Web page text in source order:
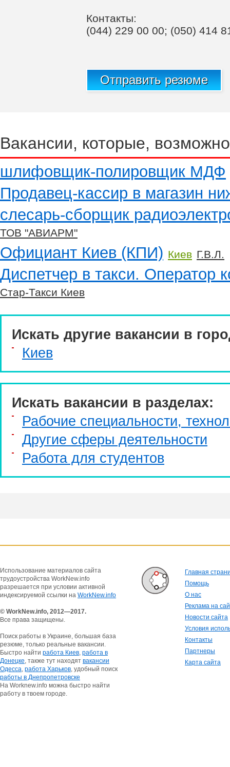
Контакты:
(044) 229 00 00; (050) 414
Отправить резюме
Вакансии, которые,
шлифовщик-полировщик МДФ
Продавец-кассир в магазин
слесарь-сборщик
ТОВ "АВИАРМ"
Официант Киев (КПИ) Киев Г.В.Л.
Диспетчер в такси. Оператор
Стар-Такси Киев
Искать другие вакансии в
Киев
Искать вакансии в разделах:
Рабочие специальности,
Другие сферы деятельности
Работа для студентов
Использование материалов сайта
трудоустройства WorkNew.info
разрешается при условии активной
индексируемой ссылки на WorkNew.info
© WorkNew.info, 2012—2017.
Все права защищены.
Поиск работы в Украине, большая база
резюме, только реальные вакансии.
Быстро найти работа Киев, работа в
Донецке, также тут находят вакансии
Одесса, работа Харьков, удобный поиск
работы в Днепропетровске
На Worknew.info можна быстро найти
работу в твоем городе.
Главная
Помощь
О нас
Реклама на
Новости сайта
Условия
Контакты
Партнеры
Карта сайта